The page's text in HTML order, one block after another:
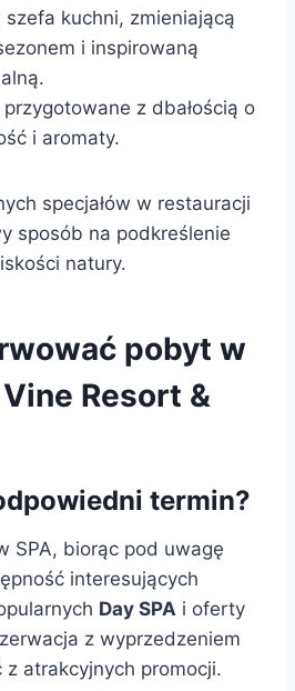
szefa kuchni, zmieniającą
i inspirowaną
z dbałością o
i aromaty.
specjałów w restauracji
sposób na podkreślenie
natury.
pobyt w
Resort &
termin?
SPA, biorąc pod uwagę
interesujących
Day SPA i oferty
z wyprzedzeniem
atrakcyjnych promocji.